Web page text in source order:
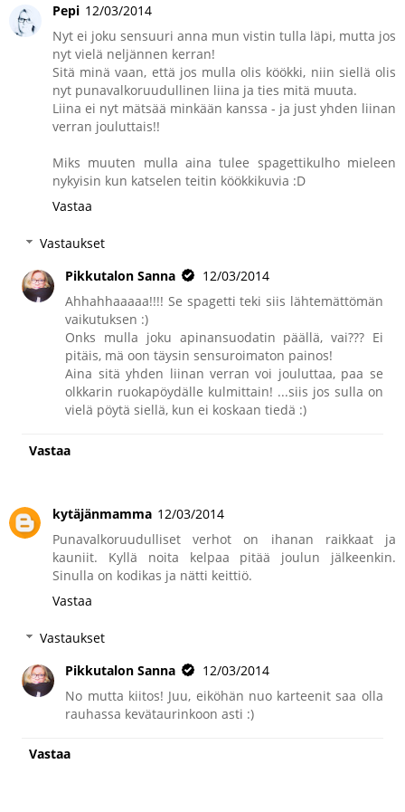
Pepi 12/03/2014
Nyt ei joku sensuuri anna mun vistin tulla läpi, mutta jos
nyt vielä neljännen kerran!
Sitä minä vaan, että jos mulla olis köökki, niin siellä olis
nyt punavalkoruudullinen liina ja ties mitä muuta.
Liina ei nyt mätsää minkään kanssa - ja just yhden liinan
verran jouluttais!!
Miks muuten mulla aina tulee spagettikulho mieleen
nykyisin kun katselen teitin köökkikuvia :D
Vastaa
Vastaukset
Pikkutalon Sanna
12/03/2014
Ahhahhaaaaa!!!! Se spagetti teki siis lähtemättömän
vaikutuksen :)
Onks mulla joku apinansuodatin päällä, vai??? Ei
pitäis, mä oon täysin sensuroimaton painos!
Aina sitä yhden liinan verran voi jouluttaa, paa se
olkkarin ruokapöydälle kulmittain! ...siis jos sulla on
vielä pöytä siellä, kun ei koskaan tiedä :)
Vastaa
kytäjänmamma 12/03/2014
Punavalkoruudulliset verhot on ihanan raikkaat ja
kauniit. Kyllä noita kelpaa pitää joulun jälkeenkin.
Sinulla on kodikas ja nätti keittiö.
Vastaa
Vastaukset
Pikkutalon Sanna
12/03/2014
No mutta kiitos! Juu, eiköhän nuo karteenit saa olla
rauhassa kevätaurinkoon asti :)
Vastaa